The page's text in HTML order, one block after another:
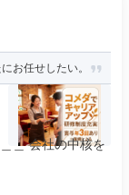
お任せしたい。
＿ 会社の中核を